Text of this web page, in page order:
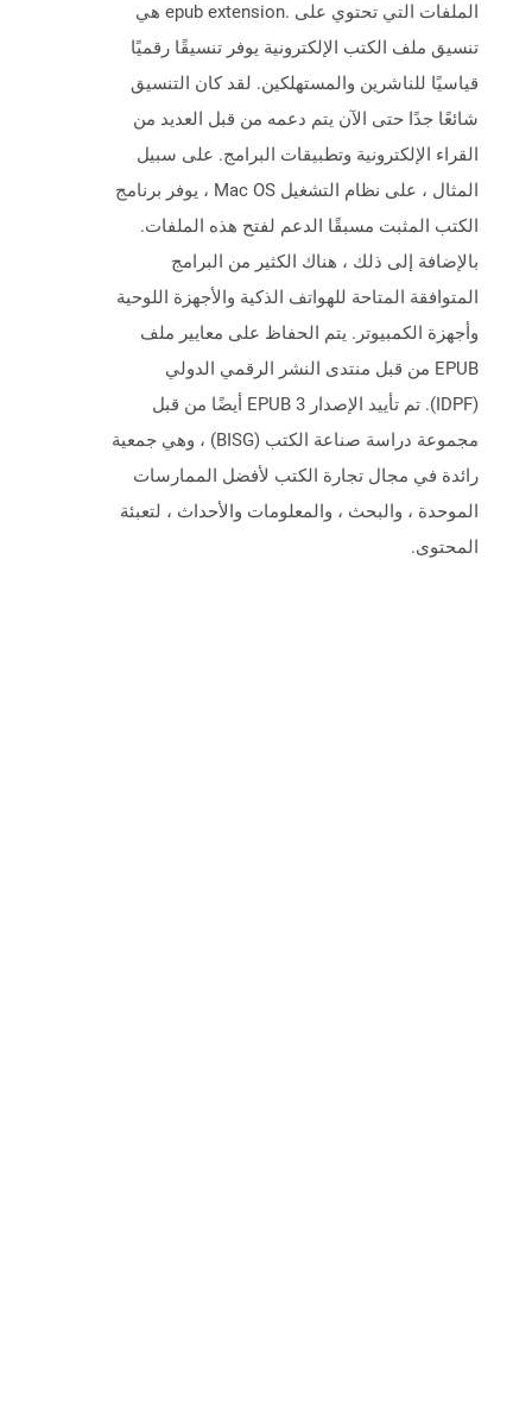
الملفات التي تحتوي على .epub extension هي
تنسيق ملف الكتب الإلكترونية يوفر تنسيقًا رقميًا
قياسيًا للناشرين والمستهلكين. لقد كان التنسيق
شائعًا جدًا حتى الآن يتم دعمه من قبل العديد من
القراء الإلكترونية وتطبيقات البرامج. على سبيل
المثال ، على نظام التشغيل Mac OS ، يوفر برنامج
الكتب المثبت مسبقًا الدعم لفتح هذه الملفات.
بالإضافة إلى ذلك ، هناك الكثير من البرامج
المتوافقة المتاحة للهواتف الذكية والأجهزة اللوحية
وأجهزة الكمبيوتر. يتم الحفاظ على معايير ملف
EPUB من قبل منتدى النشر الرقمي الدولي
(IDPF). تم تأييد الإصدار EPUB 3 أيضًا من قبل
مجموعة دراسة صناعة الكتب (BISG) ، وهي جمعية
رائدة في مجال تجارة الكتب لأفضل الممارسات
الموحدة ، والبحث ، والمعلومات والأحداث ، لتعبئة
المحتوى.